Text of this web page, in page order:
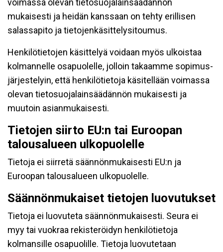
voimassa olevan tietosuojalainsäädännön
mukaisesti ja heidän kanssaan on tehty erillisen
salassapito ja tietojenkäsittelysitoumus.
Henkilötietojen käsittelyä voidaan myös ulkoistaa
kolmannelle osapuolelle, jolloin takaamme sopimus-
järjestelyin, että henkilötietoja käsitellään voimassa
olevan tietosuojalainsäädännön mukaisesti ja
muutoin asianmukaisesti.
Tietojen siirto EU:n tai Euroopan
talousalueen ulkopuolelle
Tietoja ei siirretä säännönmukaisesti EU:n ja
Euroopan talousalueen ulkopuolelle.
Säännönmukaiset tietojen luovutukset
Tietoja ei luovuteta säännönmukaisesti. Seura ei
myy tai vuokraa rekisteröidyn henkilötietoja
kolmansille osapuolille. Tietoja luovutetaan